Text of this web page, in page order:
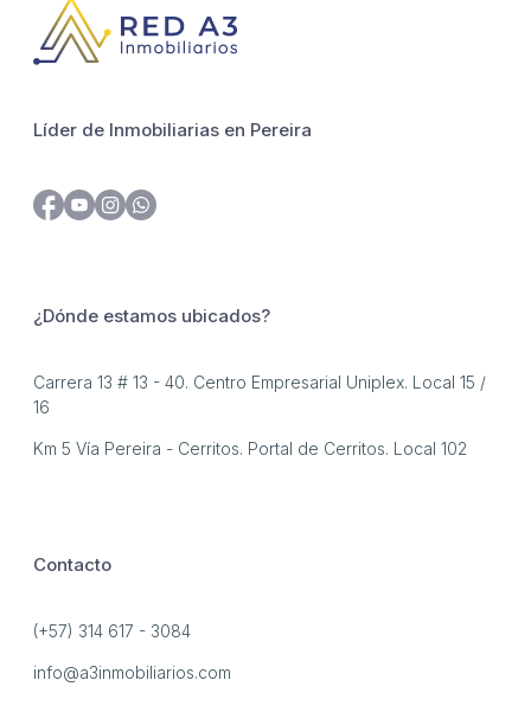
Líder de Inmobiliarias en Pereira
¿Dónde estamos ubicados?
Carrera 13 # 13 - 40. Centro Empresarial Uniplex. Local 15 /
16
Km 5 Vía Pereira - Cerritos. Portal de Cerritos. Local 102
Contacto
(+57) 314 617 - 3084
info@a3inmobiliarios.com